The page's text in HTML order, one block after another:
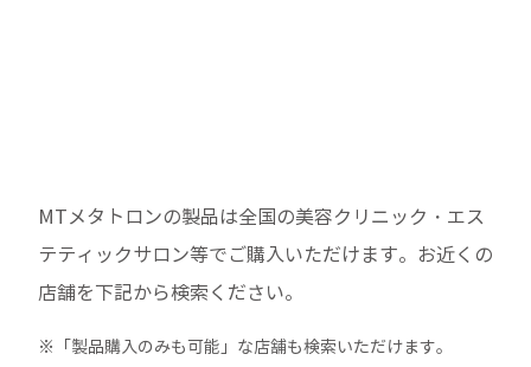
MTメタトロンの製品は全国の美容クリニック・エス
テティックサロン等でご購入いただけます。 お近くの
店舗を下記から検索ください。
※「製品購入のみも可能」な店舗も検索いただけます。